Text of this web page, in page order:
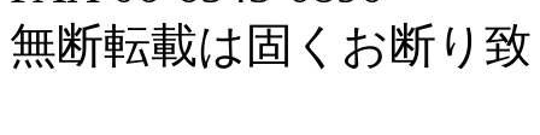
無断転載は固くお断り